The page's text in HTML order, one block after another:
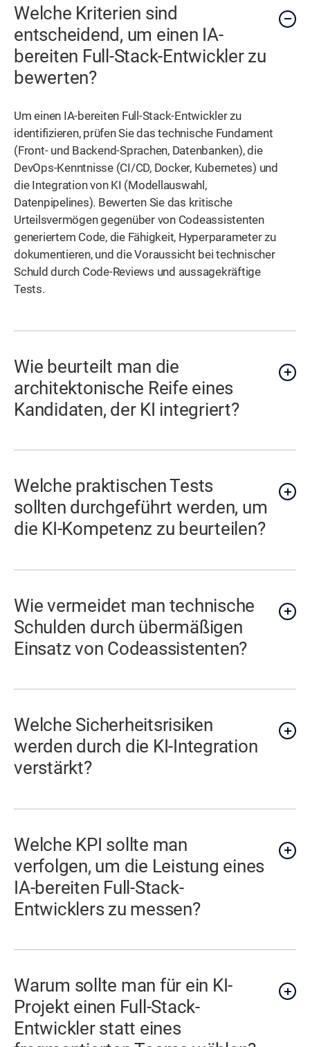
Welche Kriterien sind
entscheidend, um einen IA-
bereiten Full-Stack-Entwickler zu
bewerten?
Um einen IA-bereiten Full-Stack-Entwickler zu
identifizieren, prüfen Sie das technische Fundament
(Front- und Backend-Sprachen, Datenbanken), die
DevOps-Kenntnisse (CI/CD, Docker, Kubernetes) und
die Integration von KI (Modellauswahl,
Datenpipelines). Bewerten Sie das kritische
Urteilsvermögen gegenüber von Codeassistenten
generiertem Code, die Fähigkeit, Hyperparameter zu
dokumentieren, und die Voraussicht bei technischer
Schuld durch Code-Reviews und aussagekräftige
Tests.
Wie beurteilt man die
architektonische Reife eines
Kandidaten, der KI integriert?
Welche praktischen Tests
sollten durchgeführt werden, um
die KI-Kompetenz zu beurteilen?
Wie vermeidet man technische
Schulden durch übermäßigen
Einsatz von Codeassistenten?
Welche Sicherheitsrisiken
werden durch die KI-Integration
verstärkt?
Welche KPI sollte man
verfolgen, um die Leistung eines
IA-bereiten Full-Stack-
Entwicklers zu messen?
Warum sollte man für ein KI-
Projekt einen Full-Stack-
Entwickler statt eines